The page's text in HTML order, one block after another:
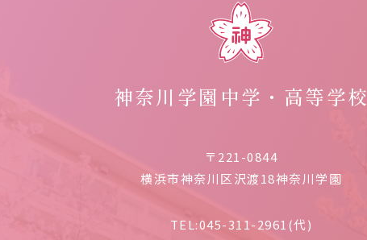
神奈川学園中学・高等学校
〒221-0844
横浜市神奈川区沢渡18神奈川学園
TEL:045-311-2961(代)